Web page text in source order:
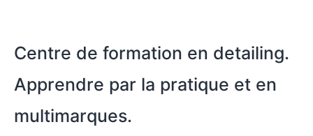
Centre de formation en detailing.
Apprendre par la pratique et en
multimarques.